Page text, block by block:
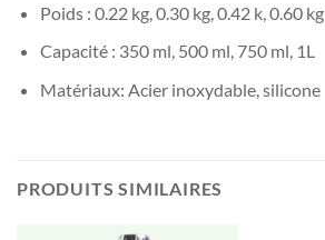
Poids : 0.22 kg, 0.30 kg, 0.42 k, 0.60 kg
Capacité : 350 ml, 500 ml, 750 ml, 1L
Matériaux: Acier inoxydable, silicone
PRODUITS SIMILAIRES